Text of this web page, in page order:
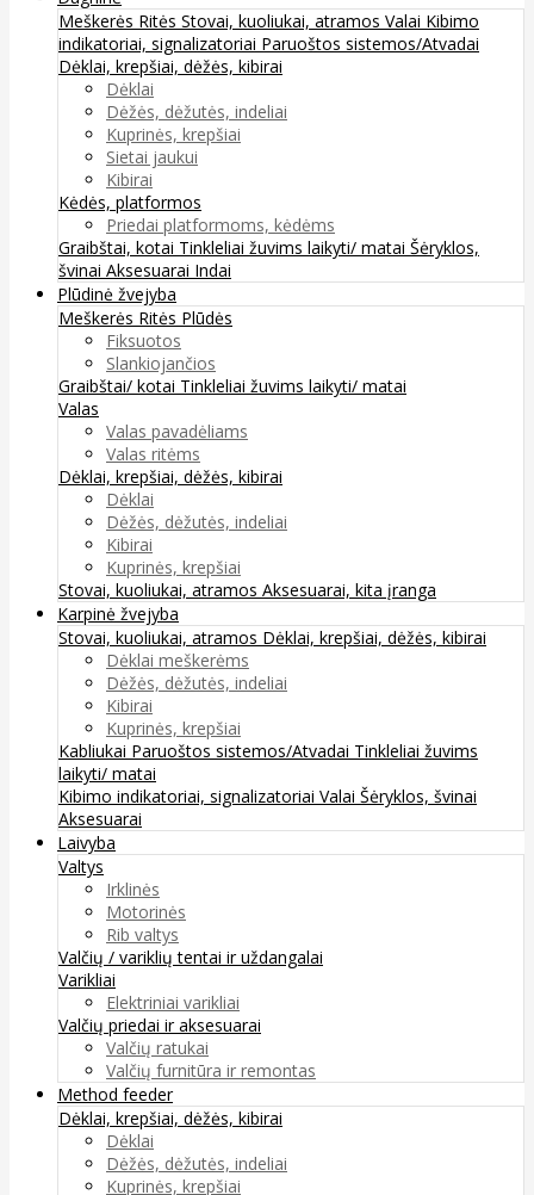
Meškerės Ritės Stovai, kuoliukai, atramos Valai Kibimo
indikatoriai, signalizatoriai Paruoštos sistemos/Atvadai
Dėklai, krepšiai, dėžės, kibirai
Dėklai
Dėžės, dėžutės, indeliai
Kuprinės, krepšiai
Sietai jaukui
Kibirai
Kėdės, platformos
Priedai platformoms, kėdėms
Graibštai, kotai Tinkleliai žuvims laikyti/ matai Šėryklos,
švinai Aksesuarai Indai
Plūdinė žvejyba
Meškerės Ritės Plūdės
Fiksuotos
Slankiojančios
Graibštai/ kotai Tinkleliai žuvims laikyti/ matai
Valas
Valas pavadėliams
Valas ritėms
Dėklai, krepšiai, dėžės, kibirai
Dėklai
Dėžės, dėžutės, indeliai
Kibirai
Kuprinės, krepšiai
Stovai, kuoliukai, atramos Aksesuarai, kita įranga
Karpinė žvejyba
Stovai, kuoliukai, atramos Dėklai, krepšiai, dėžės, kibirai
Dėklai meškerėms
Dėžės, dėžutės, indeliai
Kibirai
Kuprinės, krepšiai
Kabliukai Paruoštos sistemos/Atvadai Tinkleliai žuvims
laikyti/ matai
Kibimo indikatoriai, signalizatoriai Valai Šėryklos, švinai
Aksesuarai
Laivyba
Valtys
Irklinės
Motorinės
Rib valtys
Valčių / variklių tentai ir uždangalai
Varikliai
Elektriniai varikliai
Valčių priedai ir aksesuarai
Valčių ratukai
Valčių furnitūra ir remontas
Method feeder
Dėklai, krepšiai, dėžės, kibirai
Dėklai
Dėžės, dėžutės, indeliai
Kuprinės, krepšiai